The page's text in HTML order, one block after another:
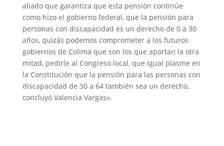
aliado que garantiza que esta pensión continúe
como hizo el gobierno federal, que la pensión para
personas con discapacidad es un derecho de 0 a 30
años, quizás podemos comprometer a los futuros
gobiernos de Colima que son los que aportan la otra
mitad, pedirle al Congreso local, que igual plasme en
la Constitución que la pensión para las personas con
discapacidad de 30 a 64 también sea un derecho,
concluyó Valencia Vargas».